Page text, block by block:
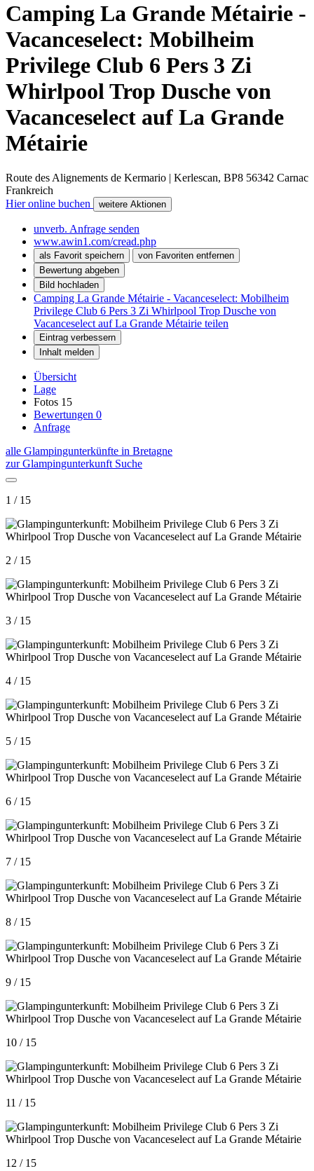
Camping La Grande Métairie -
Vacanceselect: Mobilheim
Privilege Club 6 Pers 3 Zi
Whirlpool Trop Dusche von
Vacanceselect auf La Grande
Métairie
Route des Alignements de Kermario | Kerlescan, BP8 56342 Carnac
Frankreich
Hier online buchen
weitere Aktionen
unverb. Anfrage senden
www.awin1.com/cread.php
als Favorit speichern
von Favoriten entfernen
Bewertung abgeben
Bild hochladen
Camping La Grande Métairie - Vacanceselect: Mobilheim
Privilege Club 6 Pers 3 Zi Whirlpool Trop Dusche von
Vacanceselect auf La Grande Métairie teilen
Eintrag verbessern
Inhalt melden
Übersicht
Lage
Fotos 15
Bewertungen 0
Anfrage
alle Glampingunterkünfte in Bretagne
zur Glampingunterkunft Suche
1 / 15
2 / 15
3 / 15
4 / 15
5 / 15
6 / 15
7 / 15
8 / 15
9 / 15
10 / 15
11 / 15
12 / 15